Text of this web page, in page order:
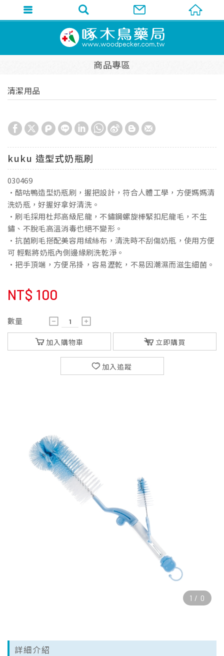
商品專區
清潔用品
kuku 造型式奶瓶刷
030469
•酷咕鴨造型奶瓶刷，握把設計，符合人體工學，方便媽媽清
洗奶瓶，好握好拿好清洗。
•刷毛採用杜邦高級尼龍，不鏽鋼螺旋棒緊扣尼龍毛，不生
鏽、不脫毛高溫消毒也絕不變形。
•抗菌刷毛搭配美容用絨絲布，清洗時不刮傷奶瓶，使用方便
可 輕鬆將奶瓶內側邊緣刷洗乾淨。
•把手頂端，方便吊掛，容易瀝乾，不易因潮濕而滋生細菌。
NT$ 100
數量
加入購物車 立即購買
加入追蹤
1 / 0
詳細介紹